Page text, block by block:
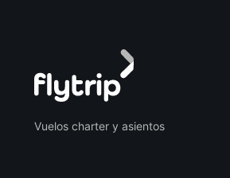
Vuelos charter y asientos